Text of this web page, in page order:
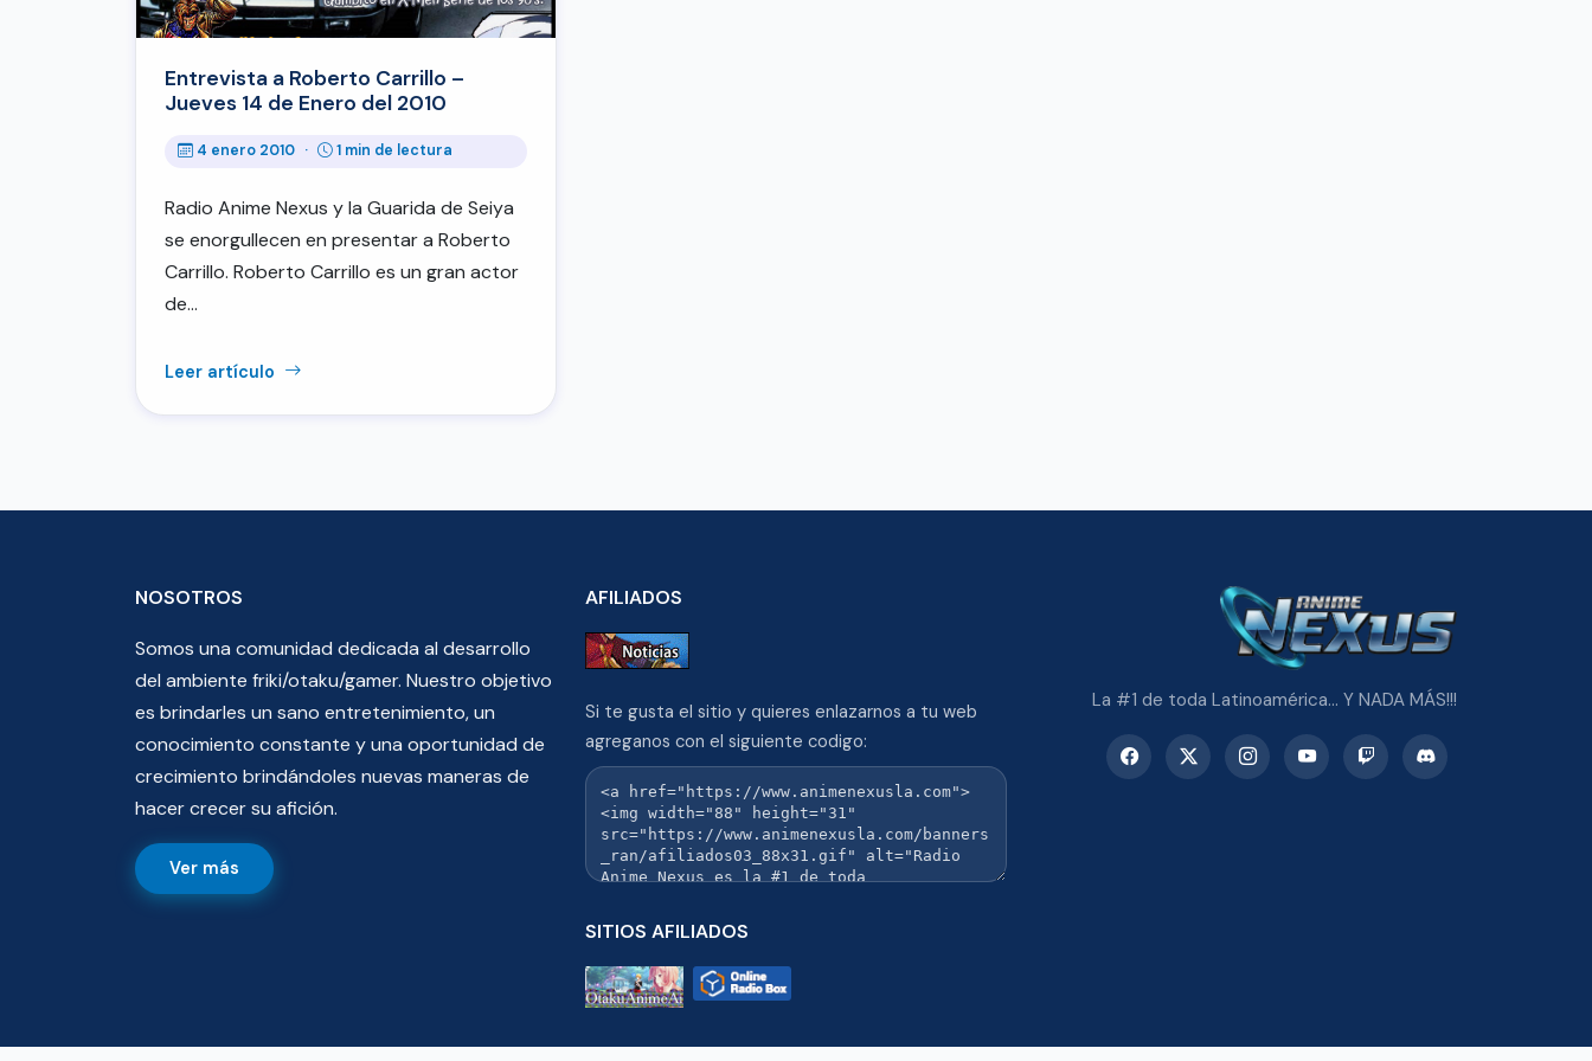
Entrevista a Roberto Carrillo –
Jueves 14 de Enero del 2010
4 enero 2010 · 1 min de lectura
Radio Anime Nexus y la Guarida de Seiya
se enorgullecen en presentar a Roberto
Carrillo. Roberto Carrillo es un gran actor
de…
Leer artículo
NOSOTROS
Somos una comunidad dedicada al desarrollo
del ambiente friki/otaku/gamer. Nuestro objetivo
es brindarles un sano entretenimiento, un
conocimiento constante y una oportunidad de
crecimiento brindándoles nuevas maneras de
hacer crecer su afición.
Ver más
AFILIADOS
Si te gusta el sitio y quieres enlazarnos a tu web
agreganos con el siguiente codigo:
SITIOS AFILIADOS
La #1 de toda Latinoamérica... Y NADA MÁS!!!